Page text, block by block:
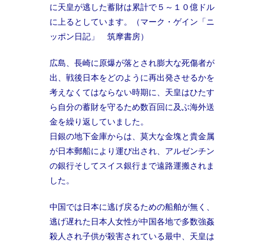
に天皇が逃した蓄財は累計で５～１０億ドル
に上るとしています。（マーク・ゲイン「ニ
ッポン日記」 筑摩書房）
広島、長崎に原爆が落とされ膨大な死傷者が
出、戦後日本をどのように再出発させるかを
考えなくてはならない時期に、天皇はひたす
ら自分の蓄財を守るため数百回に及ぶ海外送
金を繰り返していました。
日銀の地下金庫からは、莫大な金塊と貴金属
が日本郵船により運び出され、アルゼンチン
の銀行そしてスイス銀行まで遠路運搬されま
した。
中国では日本に逃げ戻るための船舶が無く、
逃げ遅れた日本人女性が中国各地で多数強姦
殺人され子供が殺害されている最中、天皇は